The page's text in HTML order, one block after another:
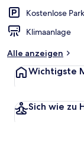
Kostenlose
Klimaanlage
Alle anzeigen
Wichtigste
Sich wie zu